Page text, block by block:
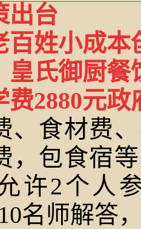
出台
百姓小成
皇氏御厨
费2880元
、食材费
，包食宿
许2个人
名师解答